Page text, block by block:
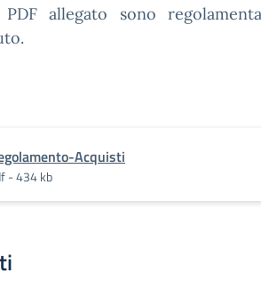
allegato sono
Acquisti
- 434 kb